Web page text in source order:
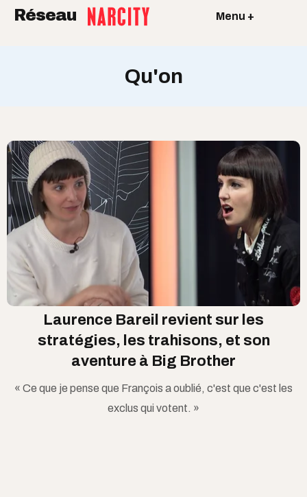
Réseau Menu +
Qu'on
Laurence Bareil revient sur les
stratégies, les trahisons, et son
aventure à Big Brother
« Ce que je pense que François a oublié, c'est que c'est les
exclus qui votent. »